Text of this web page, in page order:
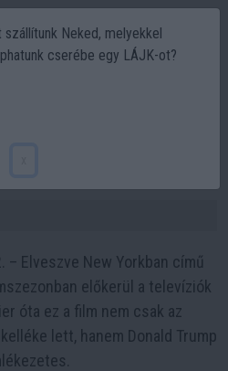
Elveszve New Yorkban című
előkerül a televíziók
óta ez a film nem csak az
lett, hanem Donald Trump
Neked, melyekkel
cserébe egy LÁJK-ot?